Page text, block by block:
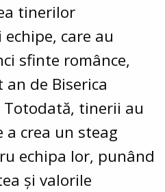
tinerilor
care au
sfinte românce,
de Biserica
Totodată, tinerii au
a crea un steag
echipa lor, punând
și valorile